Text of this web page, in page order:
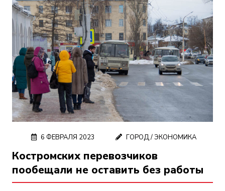
6 ФЕВРАЛЯ 2023 ГОРОД/ЭКОНОМИКА
Костромских перевозчиков
пообещали не оставить без работы